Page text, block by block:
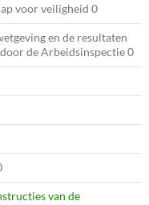
voor veiligheid 0
en de resultaten
de Arbeidsinspectie 0
van de